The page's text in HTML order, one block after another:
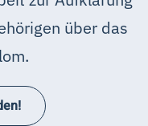
über das